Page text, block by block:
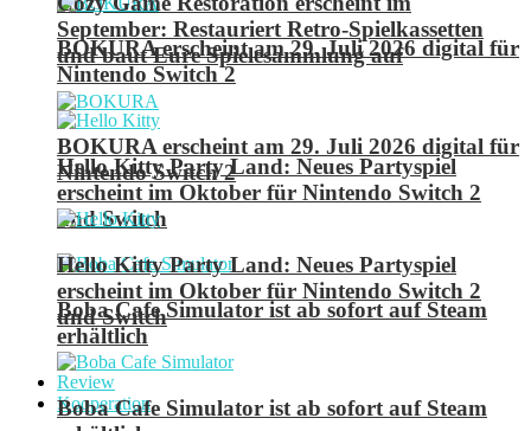
BOKURA erscheint am 29. Juli 2026 digital für
Nintendo Switch 2
Hello Kitty Party Land: Neues Partyspiel
erscheint im Oktober für Nintendo Switch 2
und Switch
Boba Cafe Simulator ist ab sofort auf Steam
erhältlich
Review
Kooperation
September: Restauriert Retro-Spielkassetten
und baut Eure Spielesammlung auf
BOKURA erscheint am 29. Juli 2026 digital für
Nintendo Switch 2
Hello Kitty Party Land: Neues Partyspiel
erscheint im Oktober für Nintendo Switch 2
und Switch
Boba Cafe Simulator ist ab sofort auf Steam